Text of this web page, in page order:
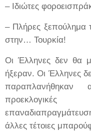
– Ιδιώτες
– Πλήρες ξεπούλημα
στην… Τουρκία!
Οι Έλληνες δεν θα
ήξεραν. Οι Έλληνες
παραπλανήθηκαν
άλλες τέτοιες